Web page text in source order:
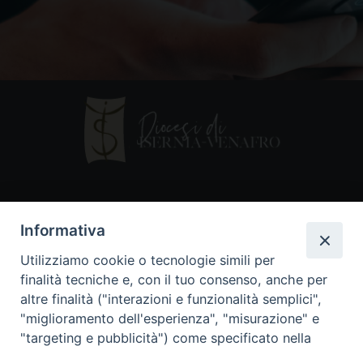
86170 Isernia
086550849
segreteria@diocesiiserniavenafro.it
Informativa
Utilizziamo cookie o tecnologie simili per
finalità tecniche e, con il tuo consenso, anche per
altre finalità ("interazioni e funzionalità semplici",
"miglioramento dell'esperienza", "misurazione" e
"targeting e pubblicità") come specificato nella